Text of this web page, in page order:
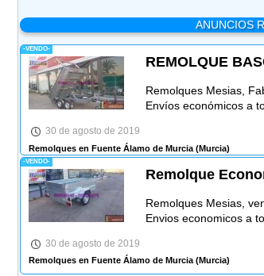
ANUNCIOS
-VENDO-
REMOLQUE
Remolques Mesias,
Envíos económicos a
30 de agosto de 2019
Remolques en Fuente Álamo de Murcia(Murcia)
-VENDO-
Remolque
Remolques Mesias,
Envios economicos a
30 de agosto de 2019
Remolques en Fuente Álamo de Murcia(Murcia)